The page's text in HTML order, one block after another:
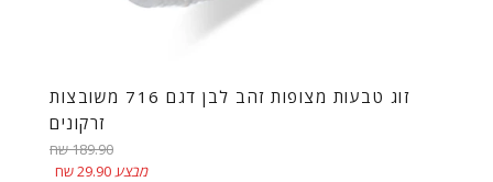
זוג טבעות מצופות זהב לבן דגם 716 משובצות
זרקונים
מחיר
רגיל
189.90 שח
מבצע29.90 שח